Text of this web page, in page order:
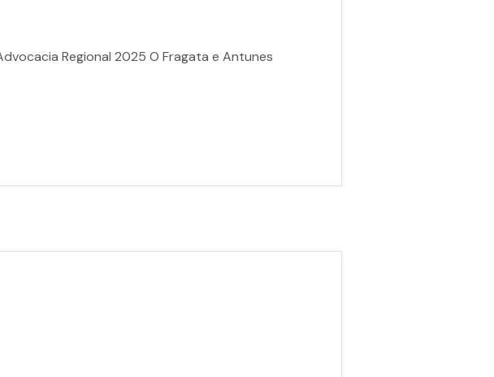
Regional 2025 O Fragata e Antunes